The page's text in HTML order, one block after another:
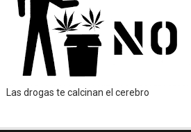
Las drogas te calcinan el cerebro